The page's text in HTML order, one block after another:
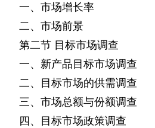
一、市场增长率
二、市场前景
第二节 目标市场调查
一、新产品目标市场调查
二、目标市场的供需调查
三、市场总额与份额调查
四、目标市场政策调查